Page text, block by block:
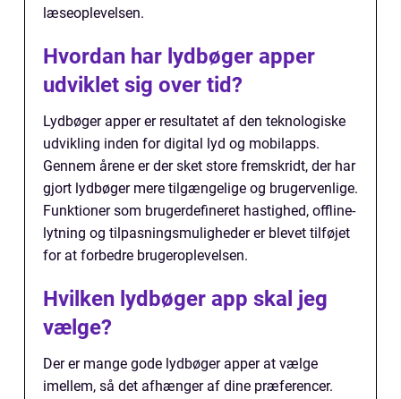
læseoplevelsen.
Hvordan har lydbøger apper
udviklet sig over tid?
Lydbøger apper er resultatet af den teknologiske
udvikling inden for digital lyd og mobilapps.
Gennem årene er der sket store fremskridt, der har
gjort lydbøger mere tilgængelige og brugervenlige.
Funktioner som brugerdefineret hastighed, offline-
lytning og tilpasningsmuligheder er blevet tilføjet
for at forbedre brugeroplevelsen.
Hvilken lydbøger app skal jeg
vælge?
Der er mange gode lydbøger apper at vælge
imellem, så det afhænger af dine præferencer.